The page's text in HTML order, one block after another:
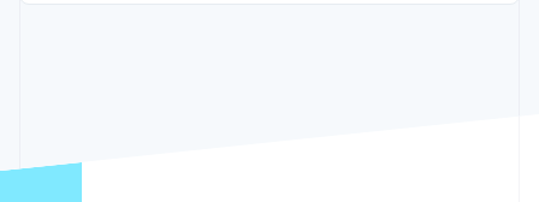
Verbundene
Versicherungen